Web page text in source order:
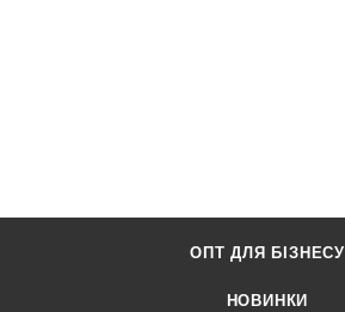
ОПТ ДЛЯ БІЗНЕСУ
НОВИНКИ